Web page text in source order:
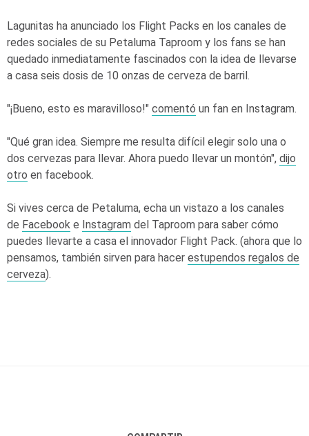
Lagunitas ha anunciado los Flight Packs en los canales de
redes sociales de su Petaluma Taproom y los fans se han
quedado inmediatamente fascinados con la idea de llevarse
a casa seis dosis de 10 onzas de cerveza de barril.
"¡Bueno, esto es maravilloso!" comentó un fan en Instagram.
"Qué gran idea. Siempre me resulta difícil elegir solo una o
dos cervezas para llevar. Ahora puedo llevar un montón", dijo
otro en facebook.
Si vives cerca de Petaluma, echa un vistazo a los canales
de Facebook e Instagram del Taproom para saber cómo
puedes llevarte a casa el innovador Flight Pack. (ahora que lo
pensamos, también sirven para hacer estupendos regalos de
cerveza).